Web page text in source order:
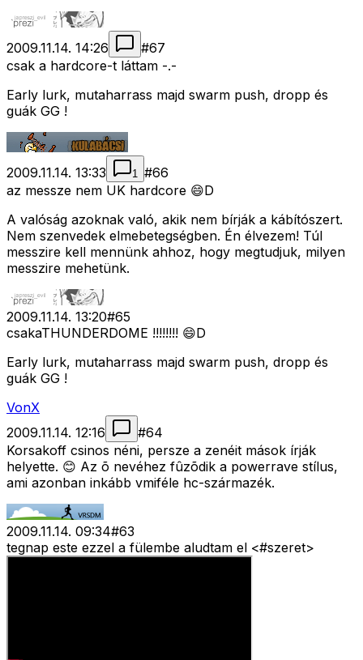
2009.11.14. 14:26 #67
csak a hardcore-t láttam -.-
Early lurk, mutaharrass majd swarm push, dropp és
guák GG !
2009.11.14. 13:33 1 #66
az messze nem UK hardcore 😄D
A valóság azoknak való, akik nem bírják a kábítószert.
Nem szenvedek elmebetegségben. Én élvezem! Túl
messzire kell mennünk ahhoz, hogy megtudjuk, milyen
messzire mehetünk.
2009.11.14. 13:20#65
csakaTHUNDERDOME !!!!!!!! 😄D
Early lurk, mutaharrass majd swarm push, dropp és
guák GG !
VonX
2009.11.14. 12:16
#64
Korsakoff csinos néni, persze a zenéit mások írják
helyette. 😊 Az õ nevéhez fûzõdik a powerrave stílus,
ami azonban inkább vmiféle hc-származék.
2009.11.14. 09:34#63
tegnap este ezzel a fülembe aludtam el <#szeret>